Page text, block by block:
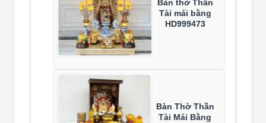
Bàn thờ Thần
Tài mái bằng
HD999473
Bàn Thờ Thần
Tài Mái Bằng